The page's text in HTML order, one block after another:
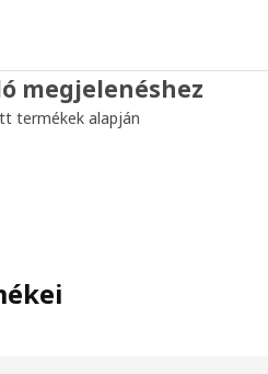
megjelenéshez
termékek alapján